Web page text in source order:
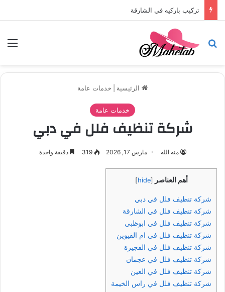
تركيب باركيه في الشارقة
بحث عن
الرئيسية خدمات عامة
خدمات عامة
شركة تنظيف فلل في دبي
منه الله مارس 17, 2026 319 دقيقة واحدة
أهم العناصر [
hide
]
شركة تنظيف فلل في دبي
شركة تنظيف فلل في الشارقة
شركة تنظيف فلل في ابوظبي
شركة تنظيف فلل في ام القيوين
شركة تنظيف فلل في الفجيرة
شركة تنظيف فلل في عجمان
شركة تنظيف فلل في العين
شركة تنظيف فلل في راس الخيمة